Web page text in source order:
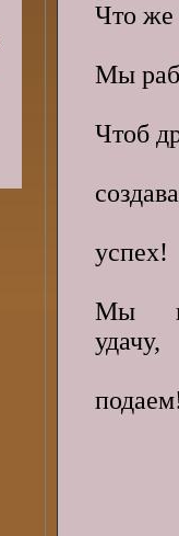
Что же
Мы
Чтоб
успех!
Мы
удачу,